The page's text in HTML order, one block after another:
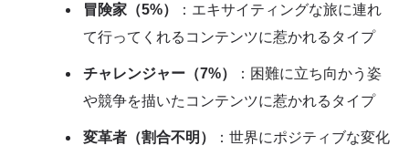
冒険家（5%）
：エキサイティングな旅に連れ
て行ってくれるコンテンツに惹かれるタイプ
チャレンジャー（7%）
：困難に立ち向かう姿
や競争を描いたコンテンツに惹かれるタイプ
変革者（割合不明）
：世界にポジティブな変化